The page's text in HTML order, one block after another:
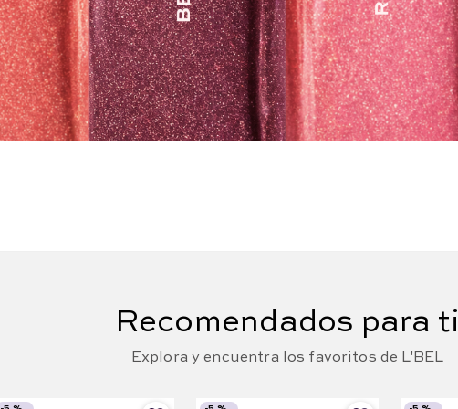
Recomendados para ti
Explora y encuentra los favoritos de L'BEL